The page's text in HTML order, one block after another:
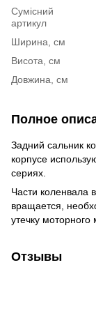
Сумісний
артикул
Ширина, см
Висота, см
Довжина, см
Полное
Задний сальник
корпусе
сериях.
Части коленвала
вращается,
утечку моторного
Отзывы